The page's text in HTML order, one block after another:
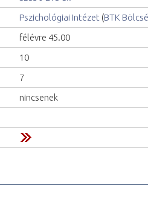
Pszichológiai Intézet (BTK
félévre 45.00
10
7
nincsenek